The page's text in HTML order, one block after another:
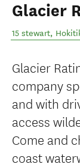
Glacier
15 stewart,
Glacier
company
and with
access
Come and
coast